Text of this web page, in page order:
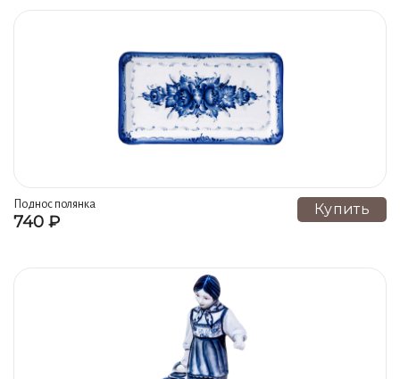
Поднос полянка
740 ₽
Купить